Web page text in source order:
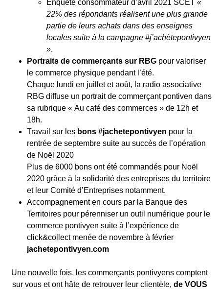
Enquête consommateur d’avril 2021 SCET «
22% des répondants réalisent une plus grande
partie de leurs achats dans des enseignes
locales suite à la campagne #j’achètepontivyen
».
Portraits de commerçants sur RBG pour valoriser
le commerce physique pendant l’été.
Chaque lundi en juillet et août, la radio associative
RBG diffuse un portrait de commerçant pontiven dans
sa rubrique « Au café des commerces » de 12h et
18h.
Travail sur les bons #jachetepontivyen pour la
rentrée de septembre suite au succès de l’opération
de Noël 2020
Plus de 6000 bons ont été commandés pour Noël
2020 grâce à la solidarité des entreprises du territoire
et leur Comité d’Entreprises notamment.
Accompagnement en cours par la Banque des
Territoires pour pérenniser un outil numérique pour le
commerce pontivyen suite à l’expérience de
click&collect menée de novembre à février
jachetepontivyen.com
Une nouvelle fois, les commerçants pontivyens comptent
sur vous et ont hâte de retrouver leur clientèle, de VOUS